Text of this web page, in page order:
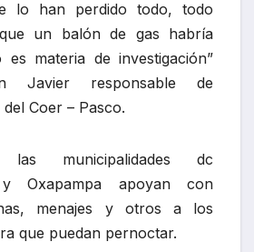
lo han perdido todo, todo
un balón de gas habría
es materia de investigación”
Javier responsable de
Coer – Pasco.
municipalidades dc
y Oxapampa apoyan con
menajes y otros a los
que puedan pernoctar.